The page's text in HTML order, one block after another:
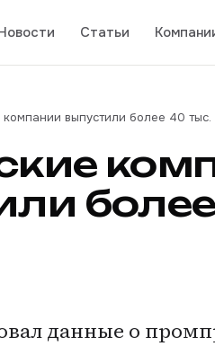
Статьи
компании выпустили более 40
данные о